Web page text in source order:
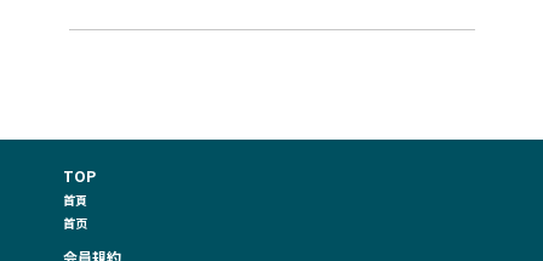
TOP
首頁
首页
会員規約